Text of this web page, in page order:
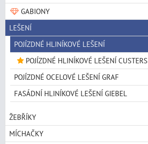
GABIONY
LEŠENÍ
POJÍZDNÉ HLINÍKOVÉ LEŠENÍ
POJÍZDNÉ HLINÍKOVÉ LEŠENÍ CUSTERS
POJÍZDNÉ OCELOVÉ LEŠENÍ GRAF
FASÁDNÍ HLINÍKOVÉ LEŠENÍ GIEBEL
ŽEBŘÍKY
MÍCHAČKY